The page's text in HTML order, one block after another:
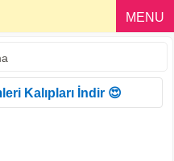
MENU
Kalıpları İndir 😍